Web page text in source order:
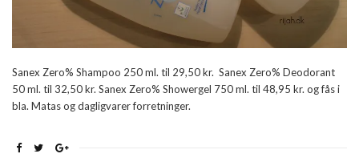
Sanex Zero% Shampoo 250 ml. til 29,50 kr. Sanex Zero% Deodorant
50 ml. til 32,50 kr. Sanex Zero% Showergel 750 ml. til 48,95 kr. og fås i
bla. Matas og dagligvarer forretninger.